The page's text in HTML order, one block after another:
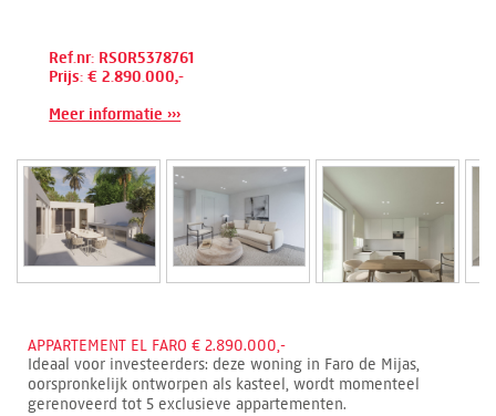
Ref.nr: RSOR5378761
Prijs: € 2.890.000,-
Meer informatie ›››
APPARTEMENT EL FARO € 2.890.000,-
Ideaal voor investeerders: deze woning in Faro de Mijas,
oorspronkelijk ontworpen als kasteel, wordt momenteel
gerenoveerd tot 5 exclusieve appartementen.